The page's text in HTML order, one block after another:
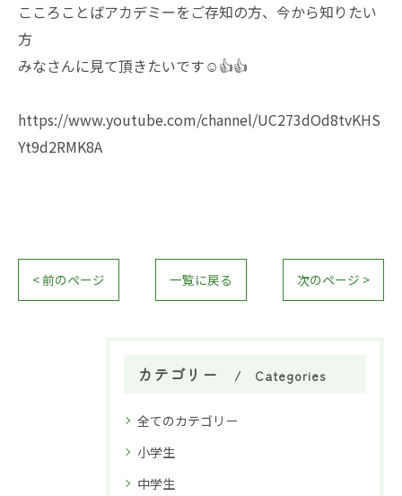
こころことばアカデミーをご存知の方、今から知りたい
方
みなさんに見て頂きたいです☺️👍👍
https://www.youtube.com/channel/UC273dOd8tvKHS
Yt9d2RMK8A
< 前のページ 一覧に戻る 次のページ >
カテゴリー Categories
全てのカテゴリー
小学生
中学生